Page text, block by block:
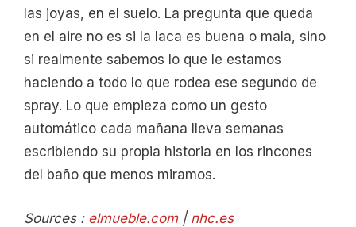
las joyas, en el suelo. La pregunta que queda
en el aire no es si la laca es buena o mala, sino
si realmente sabemos lo que le estamos
haciendo a todo lo que rodea ese segundo de
spray. Lo que empieza como un gesto
automático cada mañana lleva semanas
escribiendo su propia historia en los rincones
del baño que menos miramos.
Sources : elmueble.com| nhc.es